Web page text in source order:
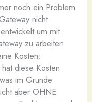
noch ein Problem
nicht
um mit
zu arbeiten
Kosten;
diese Kosten
im Grunde
aber OHNE